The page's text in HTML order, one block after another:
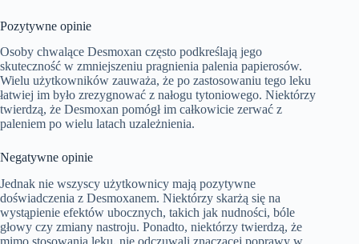
Pozytywne opinie
Osoby chwalące Desmoxan często podkreślają jego
skuteczność w zmniejszeniu pragnienia palenia papierosów.
Wielu użytkowników zauważa, że po zastosowaniu tego leku
łatwiej im było zrezygnować z nałogu tytoniowego. Niektórzy
twierdzą, że Desmoxan pomógł im całkowicie zerwać z
paleniem po wielu latach uzależnienia.
Negatywne opinie
Jednak nie wszyscy użytkownicy mają pozytywne
doświadczenia z Desmoxanem. Niektórzy skarżą się na
wystąpienie efektów ubocznych, takich jak nudności, bóle
głowy czy zmiany nastroju. Ponadto, niektórzy twierdzą, że